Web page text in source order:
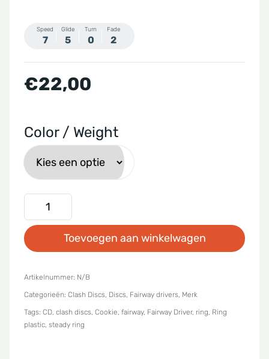
Speed
7
Glide
5
Turn
0
Fade
2
€22,00
Color / Weight
Clash
Discs
-
Ring
Cookie
aantal
Toevoegen aan winkelwagen
Artikelnummer: N/B
Categorieën: Clash Discs, Discs, Fairway drivers, Merk
Tags: CD, clash discs, Cookie, fairway, Fairway Driver, ring, Ring
plastic, steady ring